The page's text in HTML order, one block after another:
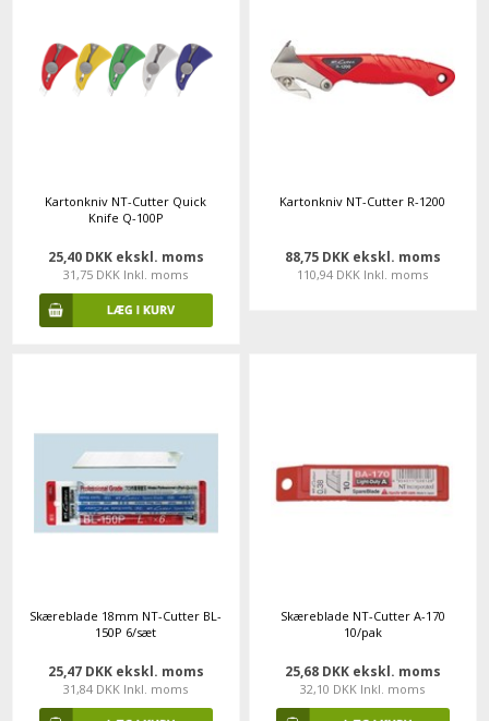
Kartonkniv NT-Cutter Quick
Knife Q-100P
25,40 DKK ekskl. moms
31,75 DKK Inkl. moms
Kartonkniv NT-Cutter R-1200
88,75 DKK ekskl. moms
110,94 DKK Inkl. moms
Skæreblade 18mm NT-Cutter BL-
150P 6/sæt
25,47 DKK ekskl. moms
31,84 DKK Inkl. moms
Skæreblade NT-Cutter A-170
10/pak
25,68 DKK ekskl. moms
32,10 DKK Inkl. moms